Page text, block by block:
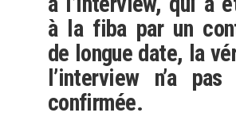
à la fiba par un
de longue date, la
l’interview n’a
confirmée.